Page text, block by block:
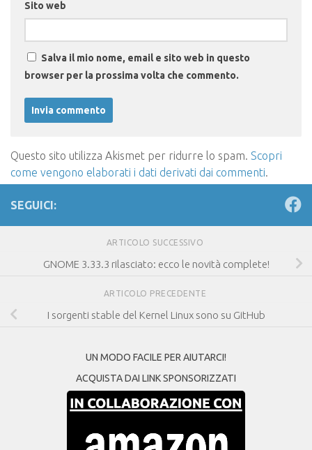
Sito web
Salva il mio nome, email e sito web in questo
browser per la prossima volta che commento.
Questo sito utilizza Akismet per ridurre lo spam. Scopri
come vengono elaborati i dati derivati dai commenti.
SEGUICI:
ARTICOLO SUCCESSIVO
GNOME 3.33.3 rilasciato: ecco le novità complete!
ARTICOLO PRECEDENTE
I sorgenti stable del Kernel Linux sono su GitHub
UN MODO FACILE PER AIUTARCI!
ACQUISTA DAI LINK SPONSORIZZATI